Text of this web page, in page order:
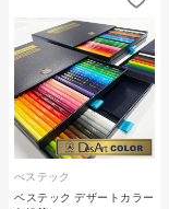
べステック
ベステック デザートカラー